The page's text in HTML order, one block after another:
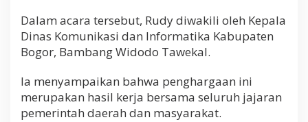
Dalam acara tersebut, Rudy diwakili oleh Kepala
Dinas Komunikasi dan Informatika Kabupaten
Bogor, Bambang Widodo Tawekal.
Ia menyampaikan bahwa penghargaan ini
merupakan hasil kerja bersama seluruh jajaran
pemerintah daerah dan masyarakat.